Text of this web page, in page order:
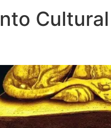
Cultural